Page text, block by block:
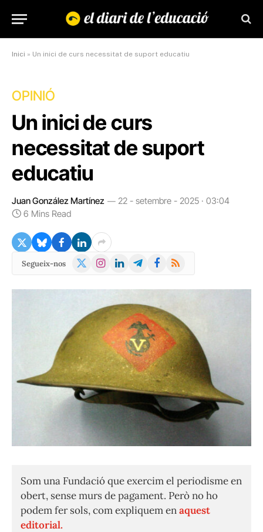
Inici » Un inici de curs necessitat de suport educatiu
OPINIÓ
Un inici de curs
necessitat de suport
educatiu
Juan González Martínez
22 - setembre - 2025 · 03:04
6 Mins Read
Segueix-nos
X
Instagram
LinkedInTelegramFacebook
RSS
Som una Fundació que exercim el periodisme en
obert, sense murs de pagament. Però no ho
podem fer sols, com expliquem enaquest
editorial.